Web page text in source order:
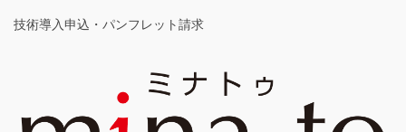
技術導入申込・パンフレット請求